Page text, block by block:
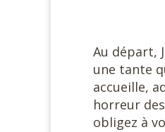
Au départ,
une tante
accueille,
horreur
obligez à